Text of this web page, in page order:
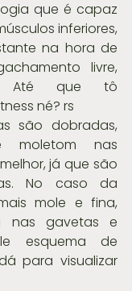
que é capaz
inferiores,
na hora de
livre,
Até que tô
né? rs
são dobradas,
moletom nas
já que são
No caso da
mole e fina,
nas gavetas e
esquema de
para visualizar